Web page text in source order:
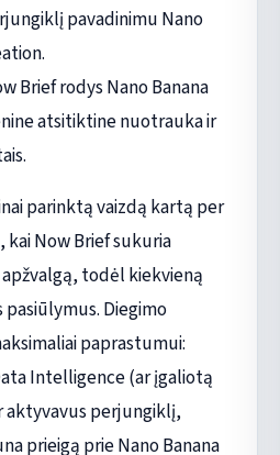
pavadinimu Nano
Brief rodys Nano Banana
atsitiktine nuotrauka ir
parinktą vaizdą kartą per
Now Brief sukuria
todėl kiekvieną
Diegimo
paprastumui:
Intelligence (ar įgaliotą
aktyvavus perjungiklį,
prieigą prie Nano Banana